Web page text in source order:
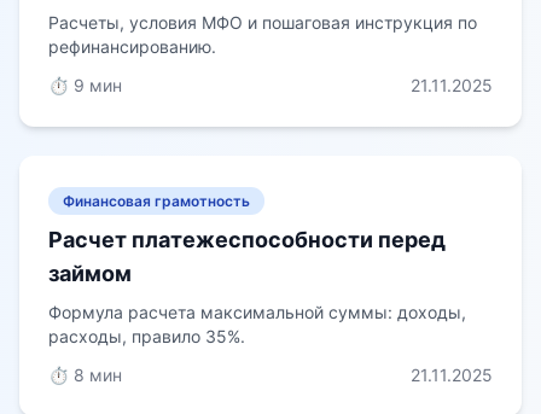
Расчеты, условия МФО и пошаговая инструкция по
рефинансированию.
⏱️ 9 мин
21.11.2025
Финансовая грамотность
Расчет платежеспособности перед
займом
Формула расчета максимальной суммы: доходы,
расходы, правило 35%.
⏱️ 8 мин
21.11.2025